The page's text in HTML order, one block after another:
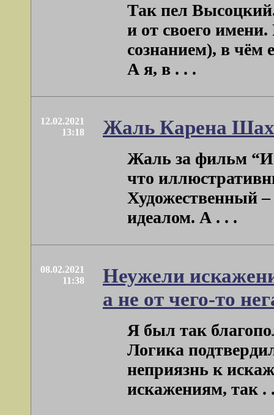
Так пел
и от своего
сознанием), в чём
А я, в . . .
12.02.2021
13:18
Жаль Карена
Жаль за фильм
что
Художественный –
идеалом. А . . .
08.02.2021
11:38
Неужели
а не от чего-то
Я был так
Логика
неприязнь к
искажениям, так .